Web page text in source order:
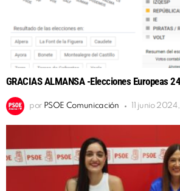
GRACIAS ALMANSA -Elecciones Europeas
por PSOE Comunicación 11 junio